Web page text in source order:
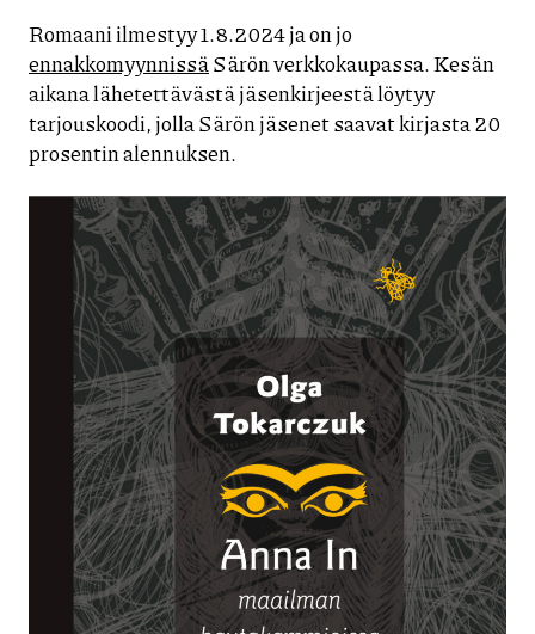
Romaani ilmestyy 1.8.2024 ja on jo
ennakkomyynnissäSärön verkkokaupassa. Kesän
aikana lähetettävästä jäsenkirjeestä löytyy
tarjouskoodi, jolla Särön jäsenet saavat kirjasta 20
prosentin alennuksen.